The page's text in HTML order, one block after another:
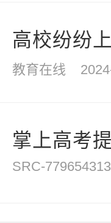
高校纷纷
教育在线
掌上高考
SRC-779654313